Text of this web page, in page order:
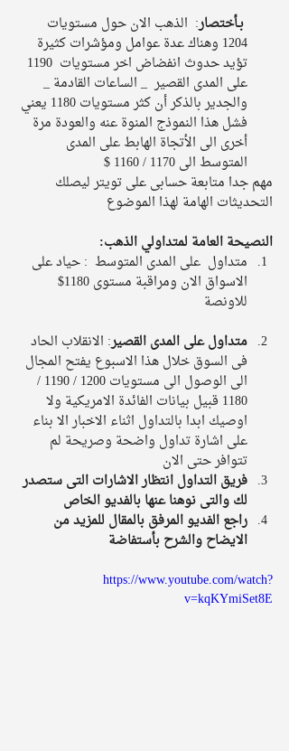
بـأختصار:  الذهب الان حول مستويات
1204 وهناك عدة عوامل ومؤشرات كثيرة
على المدى القصير  _ الساعات القادمة _
والجدير بالذكر أن كثر مستويات 1180 يعني
فشل هذا النموذج المنوة عنه والعودة مرة
أخرى الى الأتجاة الهابط على المدى
المتوسط الى 1170 / 1160 $
مهم جدا متابعة حسابى على تويتر ليصلك
التحديثات الهامة لهذا الموضوع
النصيحة العامة لمتداولي الذهب:
متداول  على المدى المتوسط  : حياد على
الاسواق الان ومراقبة مستوى 1180$
للاونصة
متداول على المدى القصير: الانقلاب الحاد
فى السوق خلال هذا الاسبوع يفتح المجال
الى الوصول الى مستويات 1200 / 1190 /
1180 قبيل بيانات الفائدة الامريكية ولا
اوصيك ابدا بالتداول اثناء الاخبار الا بناء
على اشارة تداول واضحة وصريحة لم
تتوافر حتى الان
فريق التداول انتظار الاشارات التى ستصدر
لك والتى نوهنا عنها بالفديو الخاص
راجع الفديو المرفق بالمقال للمزيد من
الايضاح والشرح بأستفاضة
https://www.youtube.com/watch?
v=kqKYmiSet8E